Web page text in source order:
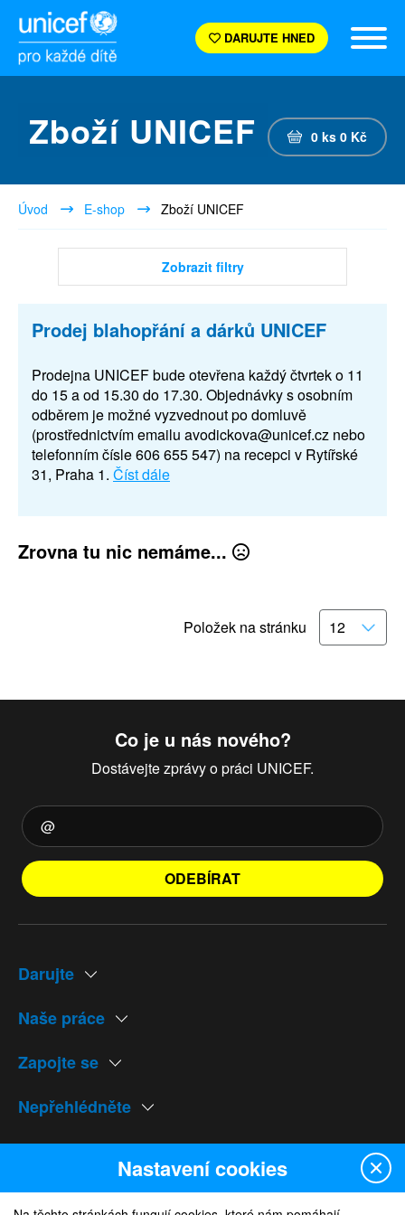
DARUJTE HNED
Zboží UNICEF 0 ks 0 Kč
Úvod E-shop Zboží UNICEF
Zobrazit filtry
Prodej blahopřání a dárků UNICEF
Prodejna UNICEF bude otevřena každý čtvrtek o 11
do 15 a od 15.30 do 17.30. Objednávky s osobním
odběrem je možné vyzvednout po domluvě
(prostřednictvím emailu avodickova@unicef.cz nebo
telefonním čísle 606 655 547) na recepci v Rytířské
31, Praha 1. Číst dále
Zrovna tu nic nemáme...
Položek na stránku
Co je u nás nového?
Dostávejte zprávy o práci UNICEF.
ODEBÍRAT
Darujte
Naše práce
Zapojte se
Nepřehlédněte
Naše weby
Nastavení cookies